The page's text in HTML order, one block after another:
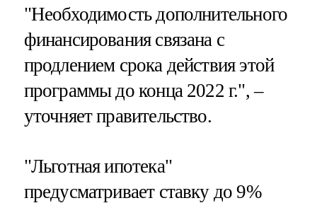
"Необходимость дополнительного
финансирования связана с
продлением срока действия этой
программы до конца 2022 г.", –
уточняет правительство.
"Льготная ипотека"
предусматривает ставку до 9%